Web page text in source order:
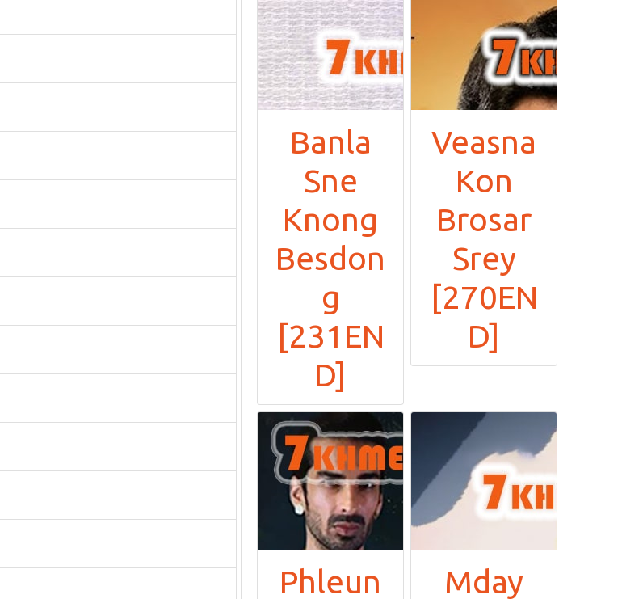
Popular
Banla
Sne
Knong
Besdon
g
[231EN
D]
Veasna
Kon
Brosar
Srey
D]